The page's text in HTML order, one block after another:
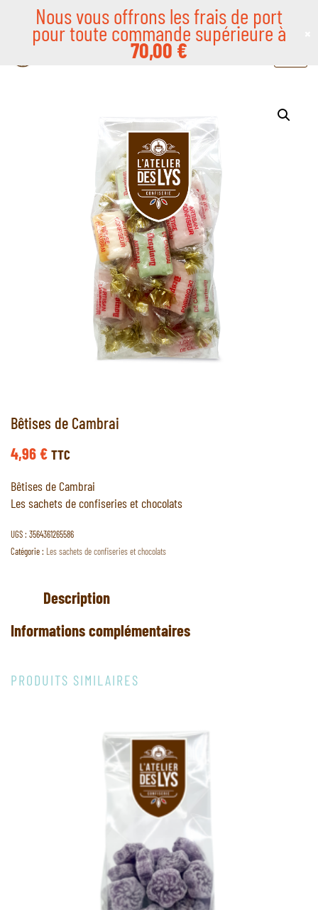
Bêtises de Cambrai
4,96€ TTC
Bêtises de Cambrai
Les sachets de confiseries et chocolats
UGS : 3564361265586
Catégorie : Les sachets de confiseries et chocolats
Description
Informations complémentaires
PRODUITS SIMILAIRES
Nous vous offrons les frais de port
pour toute commande supérieure à
70,00€